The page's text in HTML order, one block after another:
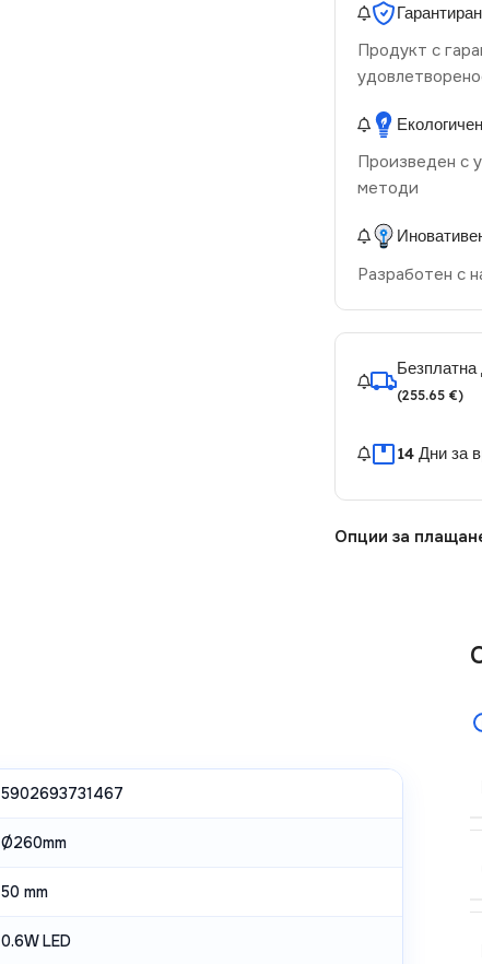
Продукт с
Произведен с
методи
Разработен с
(255.65 €)
14 Дни за
Опции за
5902693731467
Ø260mm
50 mm
0.6W LED